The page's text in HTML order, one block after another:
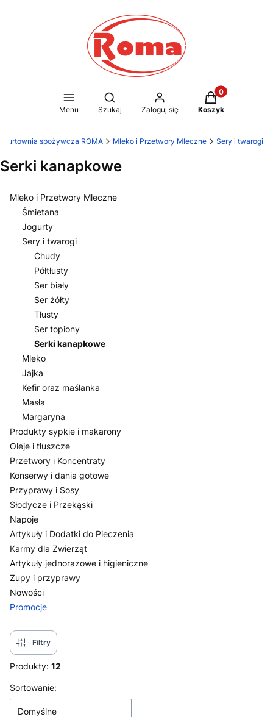
Menu
Otwórz wyszukiwarkę
Szukaj Zaloguj się
Produkty w
Koszyk
Hurtownia spożywcza ROMA Mleko i Przetwory Mleczne Sery i twarogi
Serki kanapkowe
Mleko i Przetwory Mleczne
Śmietana
Jogurty
Sery i twarogi
Chudy
Półtłusty
Ser biały
Ser żółty
Tłusty
Ser topiony
Serki kanapkowe
Mleko
Jajka
Kefir oraz maślanka
Masła
Margaryna
Produkty sypkie i makarony
Oleje i tłuszcze
Przetwory i Koncentraty
Konserwy i dania gotowe
Przyprawy i Sosy
Słodycze i Przekąski
Napoje
Artykuły i Dodatki do Pieczenia
Karmy dla Zwierząt
Artykuły jednorazowe i higieniczne
Zupy i przyprawy
Nowości
Promocje
Filtry
Produkty: 12
Lista produktów
Sortowanie:
Domyślne